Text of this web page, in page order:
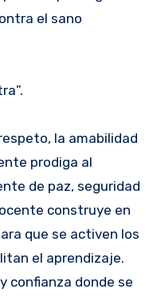
el sano
la amabilidad
prodiga al
de paz, seguridad
construye en
que se activen los
el aprendizaje.
confianza donde se